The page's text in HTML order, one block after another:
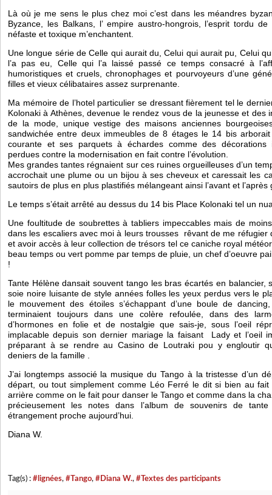
Là où je me sens le plus chez moi c’est dans les méandres
Byzance, les Balkans, l’ empire austro-hongrois, l’esprit tordu de
néfaste et toxique m’enchantent.
Une longue série de Celle qui aurait du, Celui qui aurait pu, Celui
l’a pas eu, Celle qui l’a laissé passé ce temps consacré à
humoristiques et cruels, chronophages et pourvoyeurs d’une
filles et vieux célibataires assez surprenante.
Ma mémoire de l’hotel particulier se dressant fièrement tel le
Kolonaki à Athènes, devenue le rendez vous de la jeunesse et des
de la mode, unique vestige des maisons anciennes
sandwichée entre deux immeubles de 8 étages le 14 bis
courante et ses parquets à échardes comme des décorations
perdues contre la modernisation en fait contre l’évolution.
Mes grandes tantes régnaient sur ces ruines orgueilleuses d’un
accrochait une plume ou un bijou à ses cheveux et caressait les
sautoirs de plus en plus plastifiés mélangeant ainsi l’avant et l’après
Le temps s’était arrêté au dessus du 14 bis Place Kolonaki tel un
Une foultitude de soubrettes à tabliers impeccables mais de
dans les escaliers avec moi à leurs trousses  rêvant de me
et avoir accès à leur collection de trésors tel ce caniche royal
beau temps ou vert pomme par temps de pluie, un chef d’oeuvre
!
Tante Hélène dansait souvent tango les bras écartés en balancier,
soie noire luisante de style années folles les yeux perdus vers le
le mouvement des étoiles s’échappant d’une boule de
terminaient toujours dans une colère refoulée, dans des
d’hormones en folie et de nostalgie que sais-je, sous l’oeil
implacable depuis son dernier mariage la faisant  Lady et l’oeil
préparant à se rendre au Casino de Loutraki pou y engloutir
deniers de la famille .
J’ai longtemps associé la musique du Tango à la tristesse d’un
départ, ou tout simplement comme Léo Ferré le dit si bien au
arrière comme on le fait pour danser le Tango et comme dans la
précieusement les notes dans l’album de souvenirs de
étrangement proche aujourd’hui.
Diana W.
Tag(s) : #lignées, #Tango, #Diana W., #Textes des participants